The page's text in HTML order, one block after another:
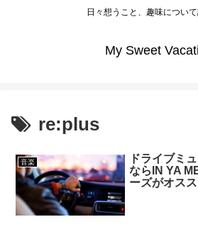
日々想うこと、趣味につい
My Sweet
re:plus
音楽
ドライブミ
ならIN YA
ーズがオス